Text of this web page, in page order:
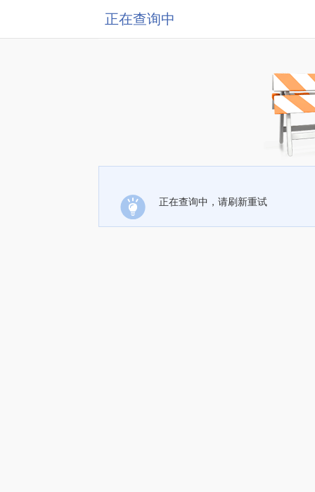
正在查询中
正在查询中，请刷新重试